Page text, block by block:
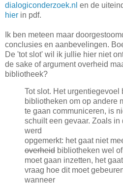
dialogiconderzoek.nl en de
hier in pdf.
Ik ben meteen maar
conclusies en aanbevelingen.
De 'tot slot' wil ik jullie hier niet
de sake of argument overheid
bibliotheek?
Tot slot. Het urgentiegevoel
bibliotheken om op andere
te gaan communiceren, is
schuilt een gevaar. Zoals in
werd
opgemerkt: het gaat niet
overheid bibliotheken wel
moet gaan inzetten, het
vraag hoe dit moet
wanneer